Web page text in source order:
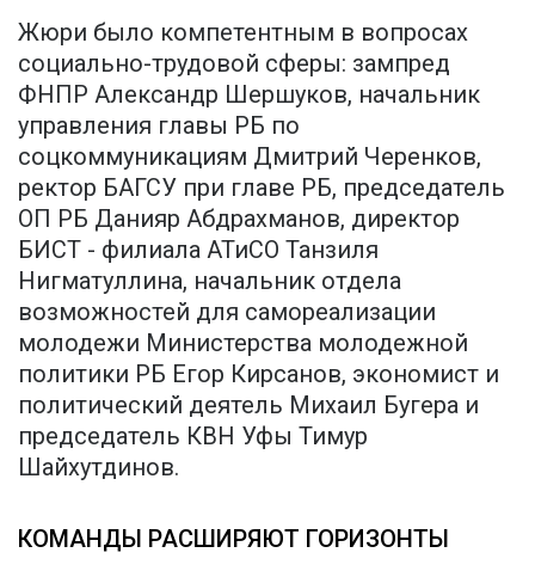
Жюри было компетентным в вопросах
социально-трудовой сферы: зампред
ФНПР Александр Шершуков, начальник
управления главы РБ по
соцкоммуникациям Дмитрий Черенков,
ректор БАГСУ при главе РБ, председатель
ОП РБ Данияр Абдрахманов, директор
БИСТ - филиала АТиСО Танзиля
Нигматуллина, начальник отдела
возможностей для самореализации
молодежи Министерства молодежной
политики РБ Егор Кирсанов, экономист и
политический деятель Михаил Бугера и
председатель КВН Уфы Тимур
Шайхутдинов.
КОМАНДЫ РАСШИРЯЮТ ГОРИЗОНТЫ